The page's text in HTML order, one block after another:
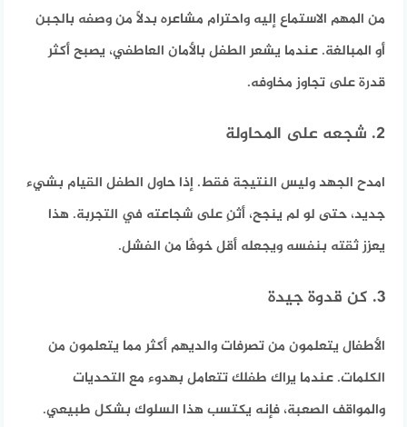
من المهم الاستماع إليه واحترام مشاعره بدلًا من وصفه بالجبن
أو المبالغة. عندما يشعر الطفل بالأمان العاطفي، يصبح أكثر
قدرة على تجاوز مخاوفه.
2. شجعه على المحاولة
امدح الجهد وليس النتيجة فقط. إذا حاول الطفل القيام بشيء
جديد، حتى لو لم ينجح، أثنِ على شجاعته في التجربة. هذا
يعزز ثقته بنفسه ويجعله أقل خوفًا من الفشل.
3. كن قدوة جيدة
الأطفال يتعلمون من تصرفات والديهم أكثر مما يتعلمون من
الكلمات. عندما يراك طفلك تتعامل بهدوء مع التحديات
والمواقف الصعبة، فإنه يكتسب هذا السلوك بشكل طبيعي.